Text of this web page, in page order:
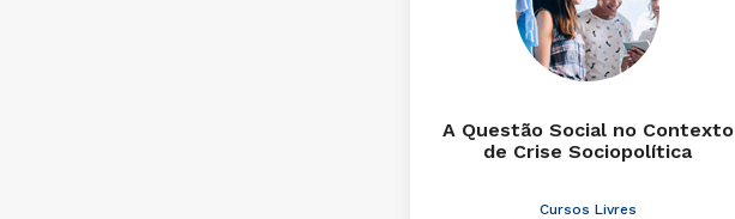
A Questão Social no Contexto
de Crise Sociopolítica
Cursos Livres